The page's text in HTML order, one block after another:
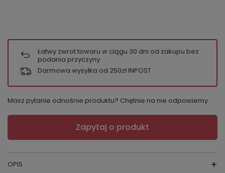
Łatwy zwrot towaru w ciągu 30 dni od zakupu bez
podania przyczyny
Darmowa wysyłka od 250zł INPOST
Masz pytanie odnośnie produktu? Chętnie na nie odpowiemy.
Zapytaj o produkt
OPIS